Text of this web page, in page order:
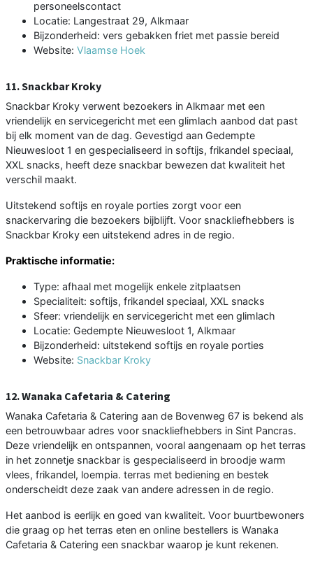
personeelscontact
Locatie: Langestraat 29, Alkmaar
Bijzonderheid: vers gebakken friet met passie bereid
Website: Vlaamse Hoek
11. Snackbar Kroky
Snackbar Kroky verwent bezoekers in Alkmaar met een
vriendelijk en servicegericht met een glimlach aanbod dat past
bij elk moment van de dag. Gevestigd aan Gedempte
Nieuwesloot 1 en gespecialiseerd in softijs, frikandel speciaal,
XXL snacks, heeft deze snackbar bewezen dat kwaliteit het
verschil maakt.
Uitstekend softijs en royale porties zorgt voor een
snackervaring die bezoekers bijblijft. Voor snackliefhebbers is
Snackbar Kroky een uitstekend adres in de regio.
Praktische informatie:
Type: afhaal met mogelijk enkele zitplaatsen
Specialiteit: softijs, frikandel speciaal, XXL snacks
Sfeer: vriendelijk en servicegericht met een glimlach
Locatie: Gedempte Nieuwesloot 1, Alkmaar
Bijzonderheid: uitstekend softijs en royale porties
Website: Snackbar Kroky
12. Wanaka Cafetaria & Catering
Wanaka Cafetaria & Catering aan de Bovenweg 67 is bekend als
een betrouwbaar adres voor snackliefhebbers in Sint Pancras.
Deze vriendelijk en ontspannen, vooral aangenaam op het terras
in het zonnetje snackbar is gespecialiseerd in broodje warm
vlees, frikandel, loempia. terras met bediening en bestek
onderscheidt deze zaak van andere adressen in de regio.
Het aanbod is eerlijk en goed van kwaliteit. Voor buurtbewoners
die graag op het terras eten en online bestellers is Wanaka
Cafetaria & Catering een snackbar waarop je kunt rekenen.